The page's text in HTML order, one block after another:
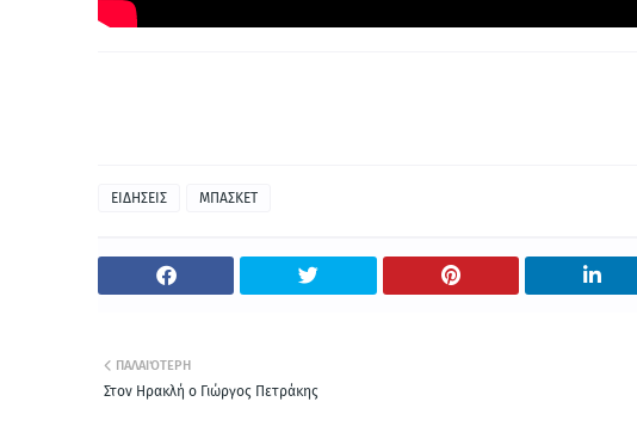
ΕΙΔΗΣΕΙΣ ΜΠΑΣΚΕΤ
ΠΑΛΑΙΌΤΕΡΗ
Στον Ηρακλή ο Γιώργος Πετράκης